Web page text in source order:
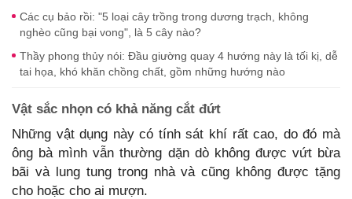
Các cụ bảo rồi: "5 loại cây trồng trong dương trạch, không
nghèo cũng bại vong", là 5 cây nào?
Thầy phong thủy nói: Đầu giường quay 4 hướng này là tối kị, dễ
tai họa, khó khăn chồng chất, gồm những hướng nào
Vật sắc nhọn có khả năng cắt đứt
Những vật dụng này có tính sát khí rất cao, do đó mà
ông bà mình vẫn thường dặn dò không được vứt bừa
bãi và lung tung trong nhà và cũng không được tặng
cho hoặc cho ai mượn.